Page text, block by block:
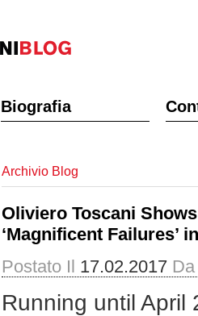
Biografia
Archivio Blog
Oliviero Toscani
‘Magnificent Failures’
Postato Il 17.02.2017 Da
Running until April